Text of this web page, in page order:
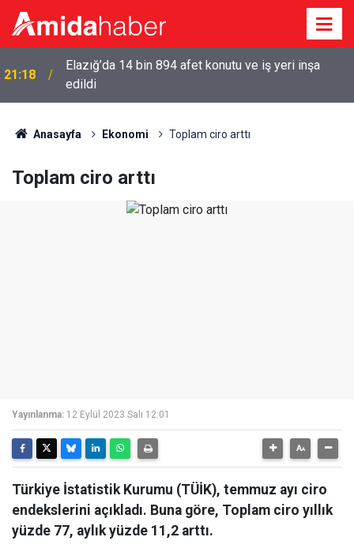
21:18
Elazığ’da 14 bin 894 afet konutu ve iş yeri inşa
edildi
Anasayfa Ekonomi Toplam ciro arttı
Toplam ciro arttı
Yayınlanma: 12 Eylül 2023 Salı 12:01
Türkiye İstatistik Kurumu (TÜİK), temmuz ayı ciro
endekslerini açıkladı. Buna göre, Toplam ciro yıllık
yüzde 77, aylık yüzde 11,2 arttı.